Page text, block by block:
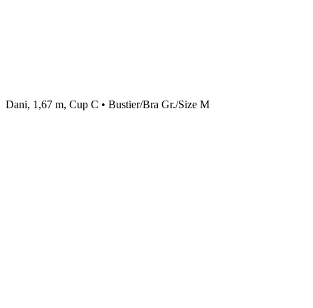
Dani, 1,67 m, Cup C • Bustier/Bra Gr./Size M